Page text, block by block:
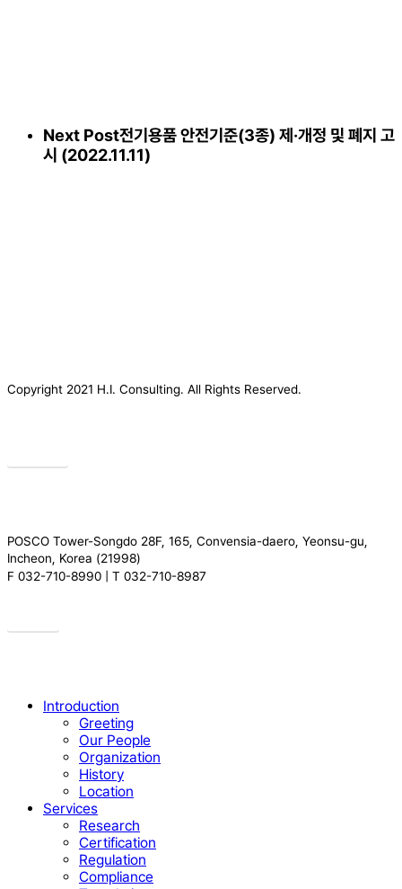
Next Post전기용품 안전기준(3종) 제·개정 및 폐지 고
시 (2022.11.11)
Copyright 2021 H.I. Consulting. All Rights Reserved.​
POSCO Tower-Songdo 28F, 165, Convensia-daero, Yeonsu-gu,
Incheon, Korea (21998)
F 032-710-8990 | T 032-710-8987
Close
Introduction
Greeting
Our People
Organization
History
Location
Services
Research
Certification
Regulation
Compliance